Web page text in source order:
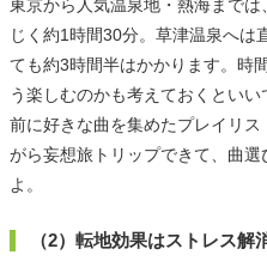
東京から人気温泉地・熱海まで
じく約1時間30分。草津温泉へは
ても約3時間半はかかります。時
う楽しむのかも考えておくとい
前に好きな曲を集めたプレイリ
がら妄想旅トリップできて、曲
よ。
（2）転地効果はストレス解